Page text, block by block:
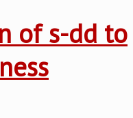
of s-dd to